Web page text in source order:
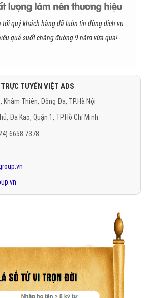
tới quý khách hàng đã luôn tin dùng dịch vụ
quả suốt chặng đường 9 năm vừa qua! -
TUYẾN VIỆT ADS
Khâm Thiên, Đống Đa, TP.Hà Nội
Đa Kao, Quận 1, TP.Hồ Chí Minh
6658 7378